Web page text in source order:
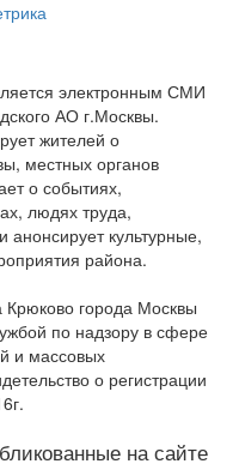
электронным СМИ
АО г.Москвы.
жителей о
местных органов
о событиях,
людях труда,
анонсирует культурные,
района.
Крюково города Москвы
по надзору в сфере
и массовых
о регистрации
на сайте